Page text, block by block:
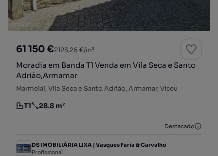
61 150 €2123,26 €/m²
Moradia em Banda T1 Venda em Vila Seca e Santo
Adrião,Armamar
Marmelal, Vila Seca e Santo Adrião, Armamar, Viseu
Tipologia
T1
Preço por metro quadrado
28.8 m²
Destacado
DS IMOBILIÁRIA LIXA | Vasques Faria & Carvalho
Profissional